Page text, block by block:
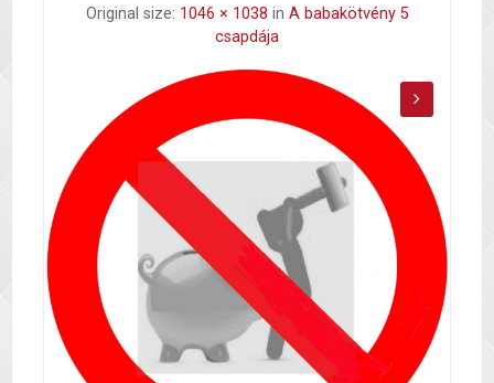
Original size: 1046 × 1038 in A babakötvény 5
csapdája